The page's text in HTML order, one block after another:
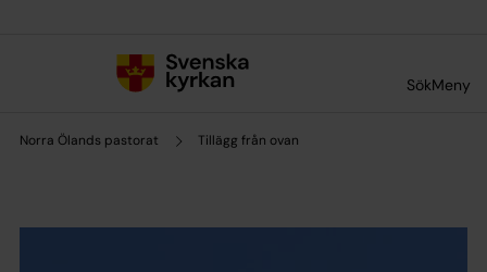
SökMeny
Norra Ölands pastorat Tillägg från ovan